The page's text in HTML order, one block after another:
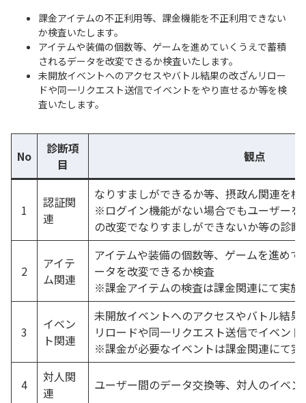
課金アイテムの不正利用等、課金機能を不正利用できない
か検査いたします。
アイテムや装備の個数等、ゲームを進めていくうえで蓄積
されるデータを改変できるか検査いたします。
未開放イベントへのアクセスやバトル結果の改ざんリロー
ドや同一リクエスト送信でイベントをやり直せるか等を検
査いたします。
No
診断項
目
観点
1
認証関
連
なりすましができるか等、摂政ん関連を検
※ログイン機能がない場合でもユーザー
の改変でなりすましができないか等の診断
2
アイテ
ム関連
アイテムや装備の個数等、ゲームを進め
ータを改変できるか検査
※課金アイテムの検査は課金関連にて実施
3
イベン
ト関連
未開放イベントへのアクセスやバトル結果
リロードや同一リクエスト送信でイベン
※課金が必要なイベントは課金関連にて実
4
対人関
連
ユーザー間のデータ交換等、対人のイベン